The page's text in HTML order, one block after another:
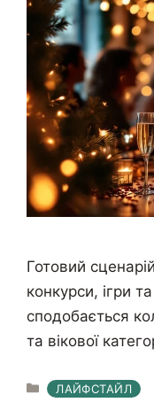
Готовий
конкурси, ігри
сподобається
та вікової
КАТЕГОРІЇ
ЛАЙФСТАЙЛ